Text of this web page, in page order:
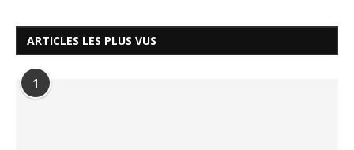
ARTICLES LES PLUS VUS
1